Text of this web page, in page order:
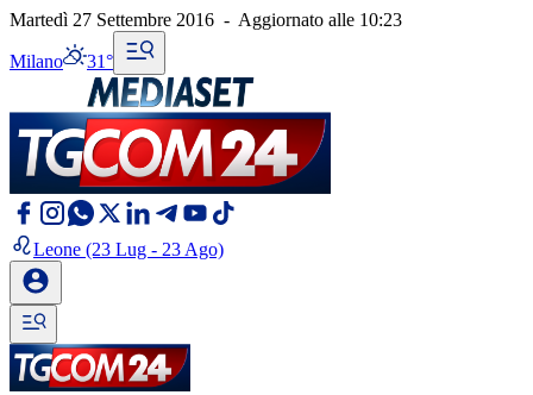
Martedì 27 Settembre 2016 - Aggiornato alle 10:23
Milano 31°
Leone (23 Lug - 23 Ago)